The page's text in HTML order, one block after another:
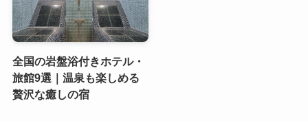
全国の岩盤浴付きホテル・
旅館9選｜温泉も楽しめる
贅沢な癒しの宿